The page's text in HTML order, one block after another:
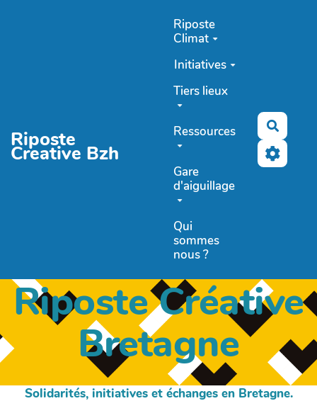
Riposte
Creative Bzh
Riposte
Climat
Initiatives
Tiers lieux
Ressources
Gare
d'aiguillage
Qui
sommes
nous ?
Riposte Créative
Bretagne
Solidarités, initiatives et échanges en Bretagne.